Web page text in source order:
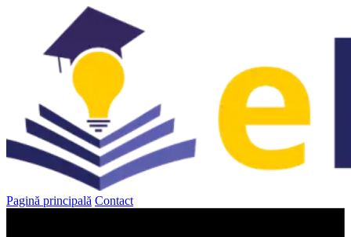
Pagină principală Contact